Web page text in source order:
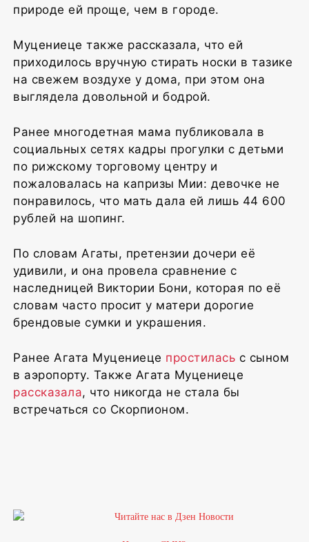
природе ей проще, чем в городе.
Муцениеце также рассказала, что ей
приходилось вручную стирать носки в тазике
на свежем воздухе у дома, при этом она
выглядела довольной и бодрой.
Ранее многодетная мама публиковала в
социальных сетях кадры прогулки с детьми
по рижскому торговому центру и
пожаловалась на капризы Мии: девочке не
понравилось, что мать дала ей лишь 44 600
рублей на шопинг.
По словам Агаты, претензии дочери её
удивили, и она провела сравнение с
наследницей Виктории Бони, которая по её
словам часто просит у матери дорогие
брендовые сумки и украшения.
Ранее Агата Муцениеце простилась с сыном
в аэропорту. Также Агата Муцениеце
рассказала, что никогда не стала бы
встречаться со Скорпионом.